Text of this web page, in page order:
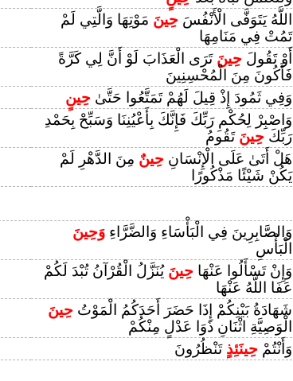
اللَّهُ يَتَوَفَّى الْأَنْفُسَ حِينَ مَوْتِهَا وَالَّتِي لَمْ
تَمُتْ فِي مَنَامِهَا
أَوْ تَقُولَ حِينَ تَرَى الْعَذَابَ لَوْ أَنَّ لِي كَرَّةً
فَأَكُونَ مِنَ الْمُحْسِنِينَ
وَفِي ثَمُودَ إِذْ قِيلَ لَهُمْ تَمَتَّعُوا حَتَّىٰ حِينٍ
وَاصْبِرْ لِحُكْمِ رَبِّكَ فَإِنَّكَ بِأَعْيُنِنَا وَسَبِّحْ بِحَمْدِ
رَبِّكَ حِينَ تَقُومُ
هَلْ أَتَىٰ عَلَى الْإِنْسَانِ حِينٌ مِنَ الدَّهْرِ لَمْ
يَكُنْ شَيْئًا مَذْكُورًا
وَالصَّابِرِينَ فِي الْبَأْسَاءِ وَالضَّرَّاءِ وَحِينَ
الْبَأْسِ
وَإِنْ تَسْأَلُوا عَنْهَا حِينَ يُنَزَّلُ الْقُرْآنُ تُبْدَ لَكُمْ
عَفَا اللَّهُ عَنْهَا
شَهَادَةُ بَيْنِكُمْ إِذَا حَضَرَ أَحَدَكُمُ الْمَوْتُ حِينَ
الْوَصِيَّةِ اثْنَانِ ذَوَا عَدْلٍ مِنْكُمْ
وَأَنْتُمْ حِينَئِذٍ تَنْظُرُونَ